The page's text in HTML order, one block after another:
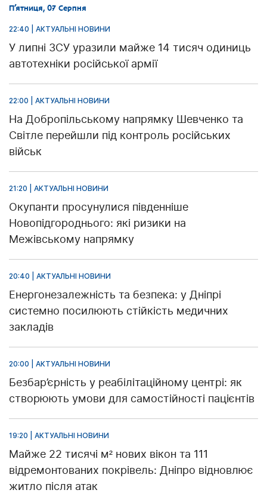
П’ятниця, 07 Серпня
22:40 | АКТУАЛЬНІ НОВИНИ
У липні ЗСУ уразили майже 14 тисяч одиниць
автотехніки російської армії
22:00 | АКТУАЛЬНІ НОВИНИ
На Добропільському напрямку Шевченко та
Світле перейшли під контроль російських
військ
21:20 | АКТУАЛЬНІ НОВИНИ
Окупанти просунулися південніше
Новопідгороднього: які ризики на
Межівському напрямку
20:40 | АКТУАЛЬНІ НОВИНИ
Енергонезалежність та безпека: у Дніпрі
системно посилюють стійкість медичних
закладів
20:00 | АКТУАЛЬНІ НОВИНИ
Безбар’єрність у реабілітаційному центрі: як
створюють умови для самостійності пацієнтів
19:20 | АКТУАЛЬНІ НОВИНИ
Майже 22 тисячі м² нових вікон та 111
відремонтованих покрівель: Дніпро відновлює
житло після атак